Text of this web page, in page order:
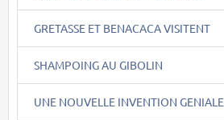
GRETASSE ET BENACACA VISITENT
SHAMPOING AU GIBOLIN
UNE NOUVELLE INVENTION GENIALE